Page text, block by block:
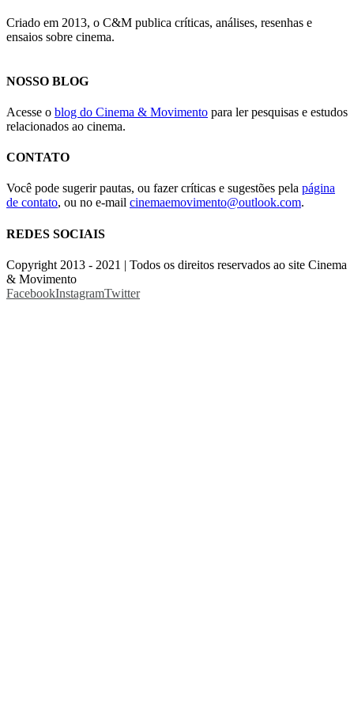
Criado em 2013, o C&M publica críticas, análises, resenhas e
ensaios sobre cinema.
NOSSO BLOG
Acesse o blog do Cinema & Movimento para ler pesquisas e estudos
relacionados ao cinema.
CONTATO
Você pode sugerir pautas, ou fazer críticas e sugestões pela página
de contato, ou no e-mail cinemaemovimento@outlook.com.
REDES SOCIAIS
Copyright 2013 - 2021 | Todos os direitos reservados ao site Cinema
& Movimento
FacebookInstagramTwitter